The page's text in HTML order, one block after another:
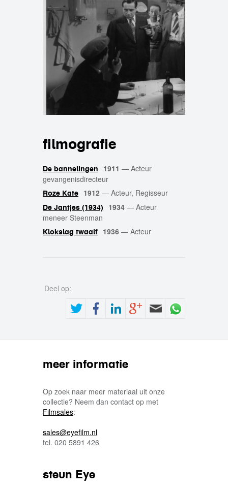
filmografie
De bannelingen 1911 — Acteur
gevangenisdirecteur
Roze Kate 1912 — Acteur, Regisseur
De Jantjes (1934) 1934 — Acteur
meneer Steenman
Klokslag twaalf 1936 — Acteur
Deel op:
meer informatie
Op zoek naar meer materiaal uit onze
collectie? Neem dan contact op met
Filmsales:
sales@eyefilm.nl
tel. 020 5891 426
steun Eye